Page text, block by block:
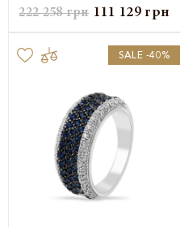
222 258грн 111 129грн
SALE -40%